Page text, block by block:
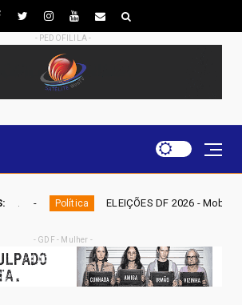
- PEDOFILILA -
DF 2026 - Mobiliza aposta em nominata
- GDF - Mulher -